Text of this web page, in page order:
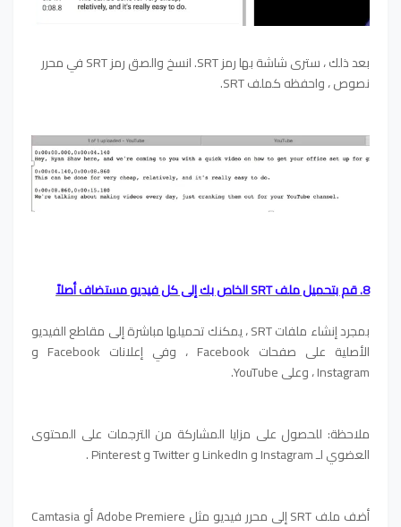
بعد ذلك ، سترى شاشة بها رمز SRT. انسخ والصق رمز SRT في محرر
نصوص ، واحفظه كملف SRT.
8. قم بتحميل ملف SRT الخاص بك إلى كل فيديو مستضاف أصلاً
بمجرد إنشاء ملفات SRT ، يمكنك تحميلها مباشرة إلى مقاطع الفيديو
الأصلية على صفحات Facebook ، وفي إعلانات Facebook و
Instagram ، وعلى YouTube.
ملاحظة: للحصول على مزايا المشاركة من الترجمات على المحتوى
العضوي لـ Instagram و LinkedIn و Twitter و Pinterest .
أضف ملف SRT إلى محرر فيديو مثل Adobe Premiere أو Camtasia